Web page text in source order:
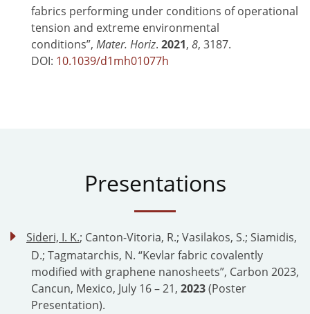
fabrics performing under conditions of operational
tension and extreme environmental
conditions”, Mater. Horiz. 2021, 8, 3187.
DOI: 10.1039/d1mh01077h
Presentations
Sideri, I. K.; Canton-Vitoria, R.; Vasilakos, S.; Siamidis,
D.; Tagmatarchis, N. “Kevlar fabric covalently
modified with graphene nanosheets”, Carbon 2023,
Cancun, Mexico, July 16 – 21, 2023(Poster
Presentation).